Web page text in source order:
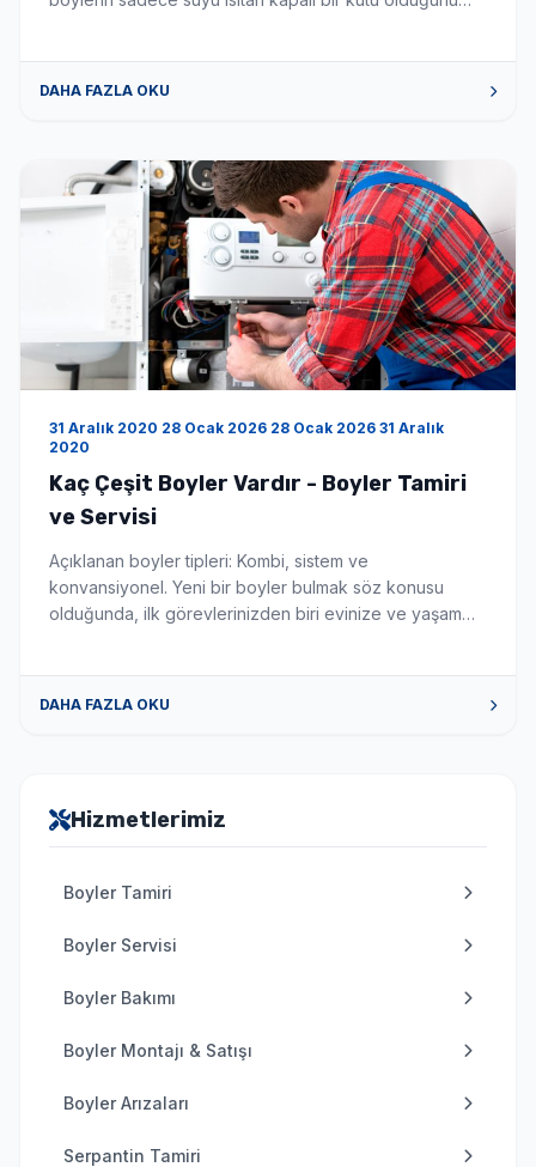
değil, banyonuzun demirbaşında aramanın […]
DAHA FAZLA OKU
31 Aralık 2020 28 Ocak 2026 28 Ocak 2026 31 Aralık
2020
Kaç Çeşit Boyler Vardır - Boyler Tamiri
ve Servisi
Açıklanan boyler tipleri: Kombi, sistem ve
konvansiyonel. Yeni bir boyler bulmak söz konusu
olduğunda, ilk görevlerinizden biri evinize ve yaşam
DAHA FAZLA OKU
Hizmetlerimiz
Boyler Tamiri
Boyler Servisi
Boyler Bakımı
Boyler Montajı & Satışı
Boyler Arızaları
Serpantin Tamiri